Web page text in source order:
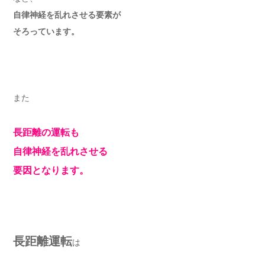
自律神経を乱れさせる要素が
そろっています。
また
長距離の運転も
自律神経を乱れさせる
要因となります。
長距離運転は